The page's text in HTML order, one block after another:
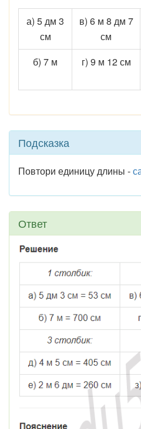
а) 5 дм 3
см
в) 6 м 8 дм 7
см
б) 7 м г) 9 м 12 см
Подсказка
Повтори единицу длины -
Ответ